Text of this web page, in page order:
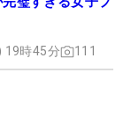
19時45分 111